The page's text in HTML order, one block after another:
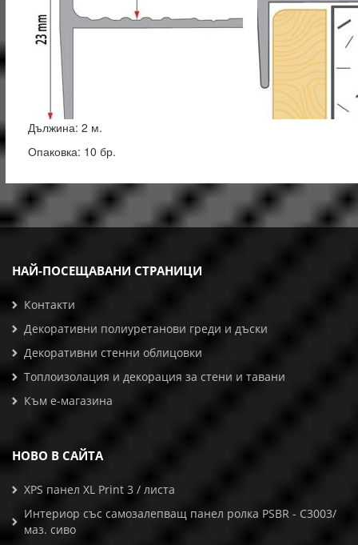
Дължина: 2 м.
Опаковка: 10 бр.
НАЙ-ПОСЕЩАВАНИ СТРАНИЦИ
Контакти
Декоративни полиуретанови греди и дъски
Декоративни стенни облицовки
Топлоизолация и декорация за стени и тавани
Към е-магазина
НОВО В САЙТА
XPS панел XL Print 3 / листа
Интериор със самозалепващ панел ролка PSBR - C3003/
маз. сиво